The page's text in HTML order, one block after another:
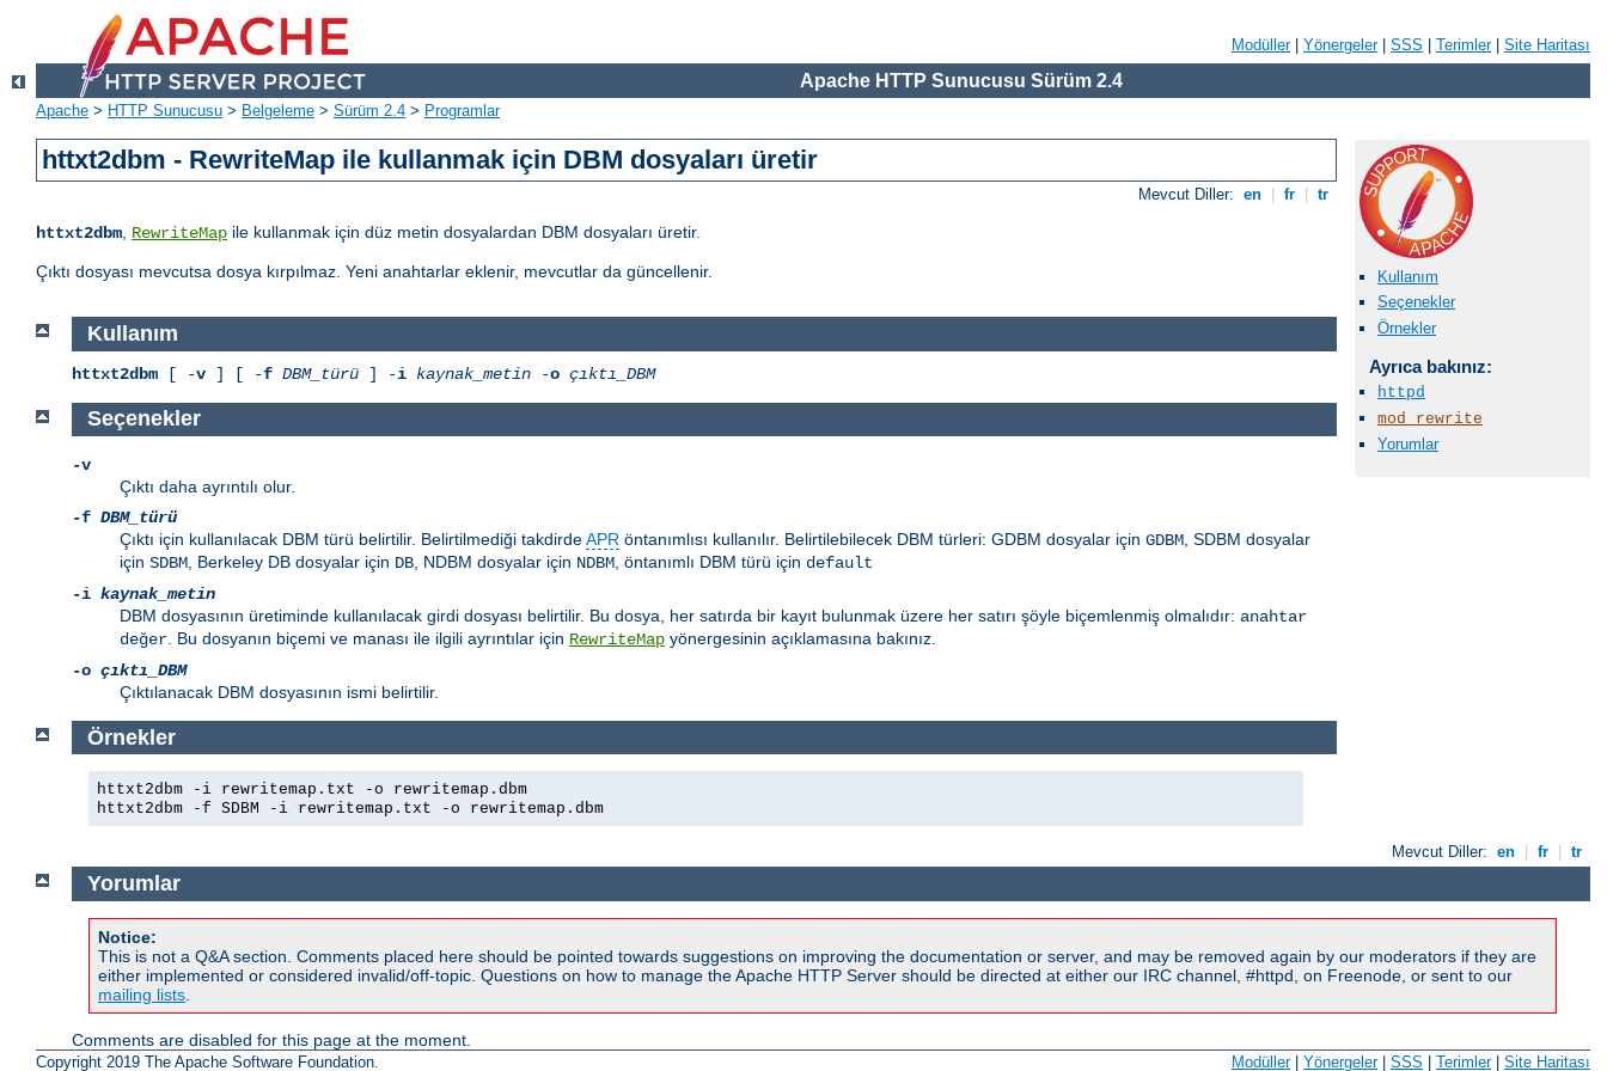
Modüller| Yönergeler| SSS Terimler| Site Haritası
Apache HTTP Sunucusu Sürüm 2.4
Apache > HTTP Sunucusu > Belgeleme > Sürüm 2.4 > Programlar
httxt2dbm - RewriteMap ile kullanmak için DBM dosyaları üretir
Mevcut Diller: en fr tr
httxt2dbm, RewriteMap ile kullanmak için düz metin dosyalardan DBM dosyaları üretir.
Çıktı dosyası mevcutsa dosya kırpılmaz. Yeni anahtarlar eklenir, mevcutlar da güncellenir.
Kullanım
Seçenekler
Örnekler
Ayrıca bakınız:
httpd
mod_rewrite
Yorumlar
Kullanım
httxt2dbm [ -v ] [ -f DBM_türü ] -i kaynak_metin -o çıktı_DBM
Seçenekler
-v
Çıktı daha ayrıntılı olur.
-f DBM_türü
Çıktı için kullanılacak DBM türü belirtilir. Belirtilmediği takdirdeAPR öntanımlısı kullanılır. Belirtilebilecek DBM türleri: GDBM dosyalar için GDBM , SDBM dosyalar
için SDBM , Berkeley DB dosyalar için DB , NDBM dosyalar için NDBM , öntanımlı DBM türü için default
-i kaynak_metin
DBM dosyasının üretiminde kullanılacak girdi dosyası belirtilir. Bu dosya, her satırda bir kayıt bulunmak üzere her satırı şöyle biçemlenmiş olmalıdır: anahtar
değer . Bu dosyanın biçemi ve manası ile ilgili ayrıntılar için RewriteMap yönergesinin açıklamasına bakınız.
-o çıktı_DBM
Çıktılanacak DBM dosyasının ismi belirtilir.
Örnekler
httxt2dbm -i rewritemap.txt -o rewritemap.dbm
httxt2dbm -f SDBM -i rewritemap.txt -o rewritemap.dbm
Mevcut Diller: en fr tr
Yorumlar
Notice:
This is not a Q&A section. Comments placed here should be pointed towards suggestions on improving the documentation or server, and may be removed again by our moderators if they are
either implemented or considered invalid/off-topic. Questions on how to manage the Apache HTTP Server should be directed at either our IRC channel, #httpd, on Freenode, or sent to our
mailing lists
Comments are disabled for this page at the moment.
Copyright 2019 The Apache Software Foundation. Modüller| Yönergeler| SSS Terimler| Site Haritası